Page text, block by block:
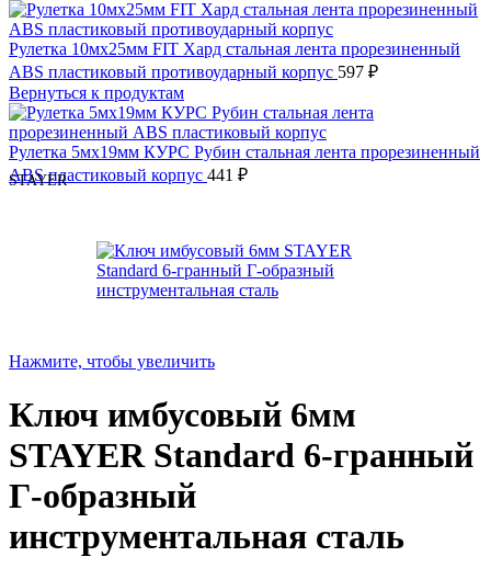
Рулетка 10мx25мм FIT Хард стальная лента прорезиненный
ABS пластиковый противоударный корпус 597 ₽
Вернуться к продуктам
Рулетка 5мx19мм КУРС Рубин стальная лента прорезиненный
ABS пластиковый корпус 441 ₽
STAYER
Нажмите, чтобы увеличить
Ключ имбусовый 6мм
STAYER Standard 6-гранный
Г-образный
инструментальная сталь